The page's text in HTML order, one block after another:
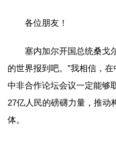
各位朋友！
塞内加尔开国总统桑戈
的世界报到吧。”我相信，
中非合作论坛会议一定能够
27亿人民的磅礴力量，推动
体。